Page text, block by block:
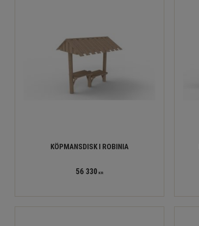
KÖPMANSDISK I ROBINIA
56 330 KR